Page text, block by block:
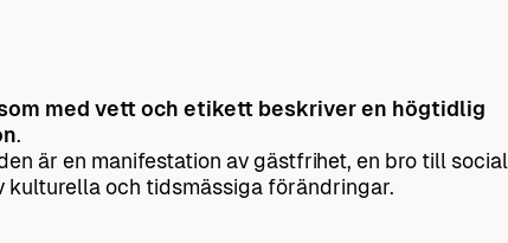
med vett och etikett beskriver en högtidlig
.
är en manifestation av gästfrihet, en bro till social
kulturella och tidsmässiga förändringar.